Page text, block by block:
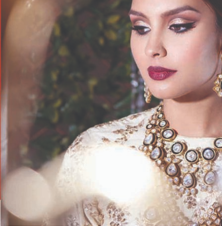
सांभाळा